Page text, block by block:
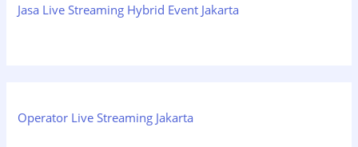
Jasa Live Streaming Hybrid Event Jakarta
Operator Live Streaming Jakarta